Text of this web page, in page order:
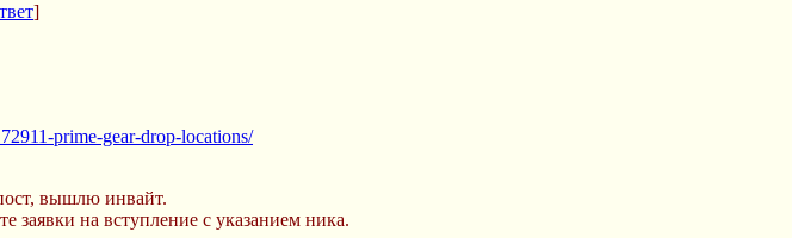
]
prime-gear-drop-locations/
вышлю инвайт.
заявки на вступление с указанием ника.